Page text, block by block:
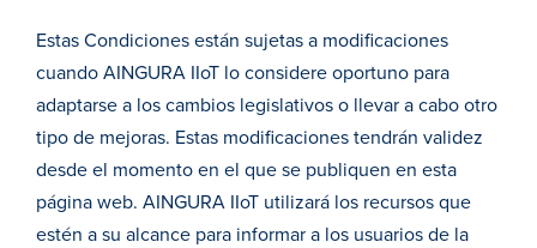
Estas Condiciones están sujetas a modificaciones
cuando AINGURA IIoT lo considere oportuno para
adaptarse a los cambios legislativos o llevar a cabo otro
tipo de mejoras. Estas modificaciones tendrán validez
desde el momento en el que se publiquen en esta
página web. AINGURA IIoT utilizará los recursos que
estén a su alcance para informar a los usuarios de la